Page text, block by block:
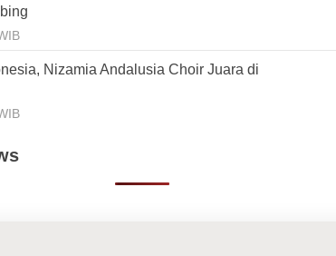
Nizamia Andalusia Choir Juara di